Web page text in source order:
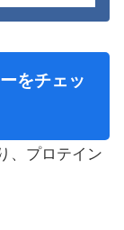
をチェッ
、プロテイン